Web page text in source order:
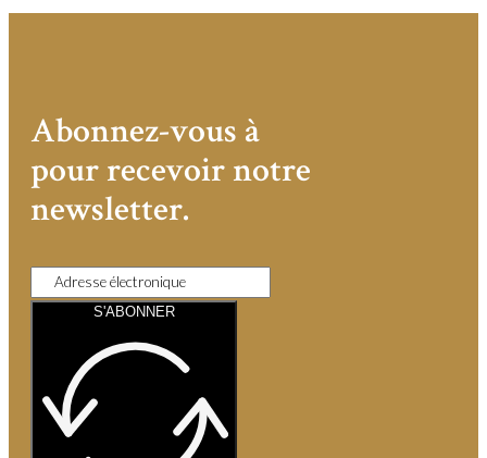
Abonnez-vous à
pour recevoir notre
newsletter.
S'ABONNER